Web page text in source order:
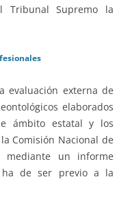
Tribunal Supremo la
evaluación externa de
elaborados
ámbito estatal y los
Comisión Nacional de
mediante un informe
ha de ser previo a la